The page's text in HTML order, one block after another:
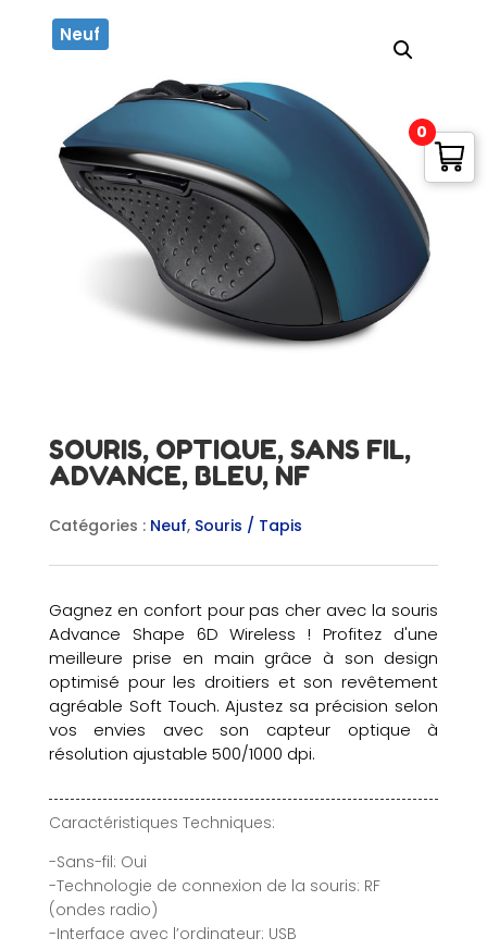
Neuf
SOURIS, OPTIQUE, SANS FIL,
ADVANCE, BLEU, NF
Catégories : Neuf, Souris / Tapis
Gagnez en confort pour pas cher avec la souris
Advance Shape 6D Wireless ! Profitez d'une
meilleure prise en main grâce à son design
optimisé pour les droitiers et son revêtement
agréable Soft Touch. Ajustez sa précision selon
vos envies avec son capteur optique à
résolution ajustable 500/1000 dpi.
Caractéristiques Techniques:
-Sans-fil: Oui
-Technologie de connexion de la souris: RF
(ondes radio)
-Interface avec l’ordinateur: USB
0